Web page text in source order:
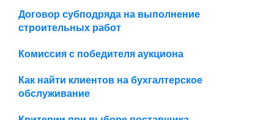
Договор субподряда на выполнение
строительных работ
Комиссия с победителя аукциона
Как найти клиентов на бухгалтерское
обслуживание